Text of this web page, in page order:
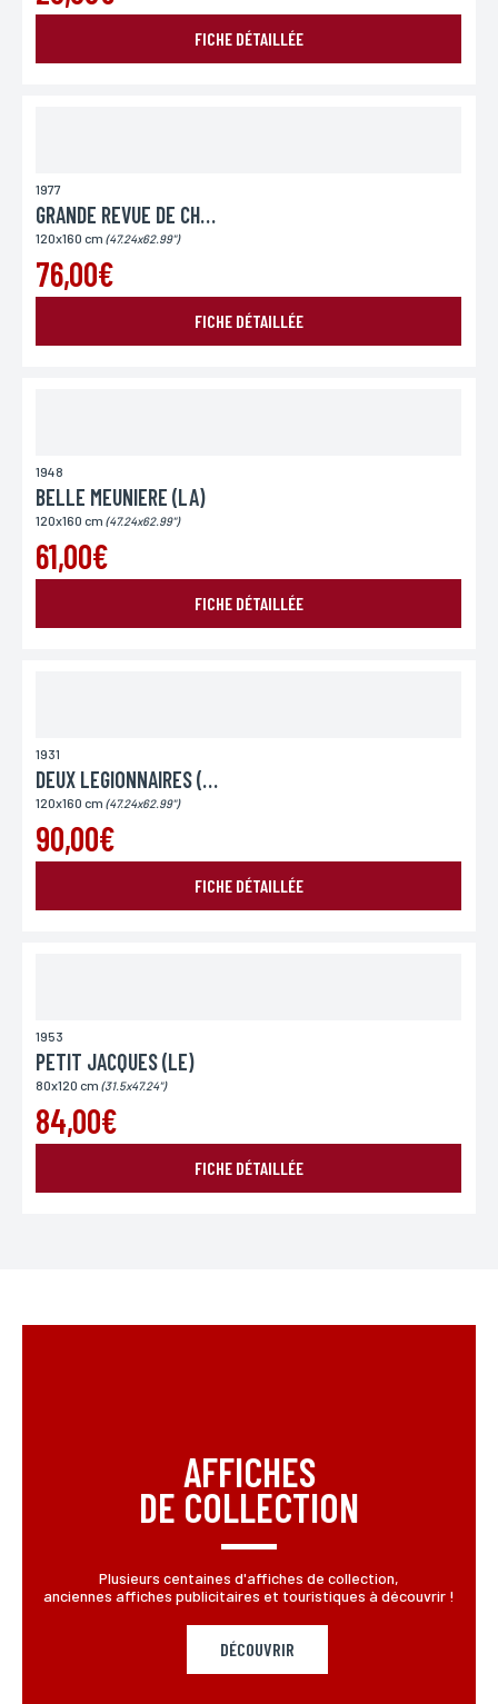
FICHE DÉTAILLÉE
1977
GRANDE REVUE DE CHARLOT
120x160 cm (47.24x62.99")
76,00€
FICHE DÉTAILLÉE
1948
BELLE MEUNIERE (LA)
120x160 cm (47.24x62.99")
61,00€
FICHE DÉTAILLÉE
1931
DEUX LEGIONNAIRES (LES)
120x160 cm (47.24x62.99")
90,00€
FICHE DÉTAILLÉE
1953
PETIT JACQUES (LE)
80x120 cm (31.5x47.24")
84,00€
FICHE DÉTAILLÉE
AFFICHES
DE COLLECTION
Plusieurs centaines d'affiches de collection,
anciennes affiches publicitaires et touristiques à découvrir !
DÉCOUVRIR